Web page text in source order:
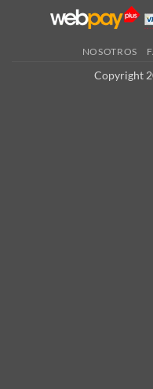
NOSOTROS
Copyright